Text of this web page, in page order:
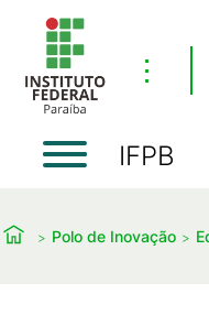
⋮
IFPB
Polo de Inovação